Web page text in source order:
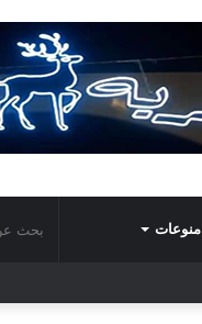
منوعات